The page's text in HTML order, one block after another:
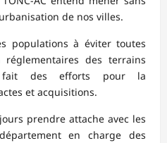
de nos villes.
populations à éviter toutes
réglementaires des terrains
fait des efforts pour la
et acquisitions.
prendre attache avec les
en charge des